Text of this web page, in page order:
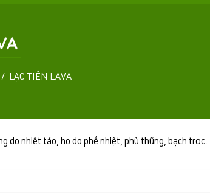
LẠC TIÊN LAVA
do nhiệt táo, ho do phế nhiệt, phù thũng, bạch trọc.